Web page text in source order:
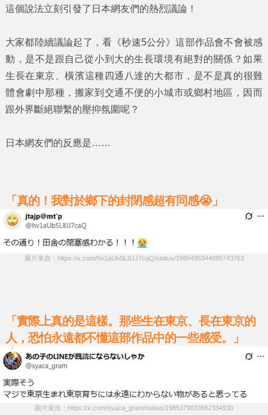
這個說法立刻引發了日本網友們的熱烈議論！
大家都陸續議論起了，看 《秒速5公分》這部作品會不會被感
動，是不是跟自己從小到大的生長環境有絕對的關係？如果
生長在東京 、橫濱這種四通八達的大都市，是不是真的很難
體會劇中那種，搬家到交通不便的小城市或鄉村地區，因而
跟外界斷絕聯繫的壓抑氛圍呢？
日本網友們的反應是……
「真的！我對於鄉下的封閉感超有同感😭」
圖片來自：https://x.com/hv1aUbSL8JJ7caQ/status/1985495344885743763
「實際上真的是這樣。那些生在東京、長在東京的
人，恐怕永遠都不懂這部作品中的一些感受。」
圖片來自：https://x.com/syaca_gram/status/1985379033652334930